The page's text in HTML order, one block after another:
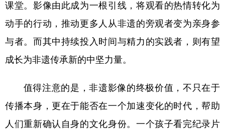
课堂。影像由此成为一根引线，将观看的热情转化为
动手的行动，推动更多人从非遗的旁观者变为亲身参
与者。而其中持续投入时间与精力的实践者，则有望
成长为非遗传承新的中坚力量。
值得注意的是，非遗影像的终极价值，不只在于
传播本身，更在于能否在一个加速变化的时代，帮助
人们重新确认自身的文化身份。一个孩子看完纪录片